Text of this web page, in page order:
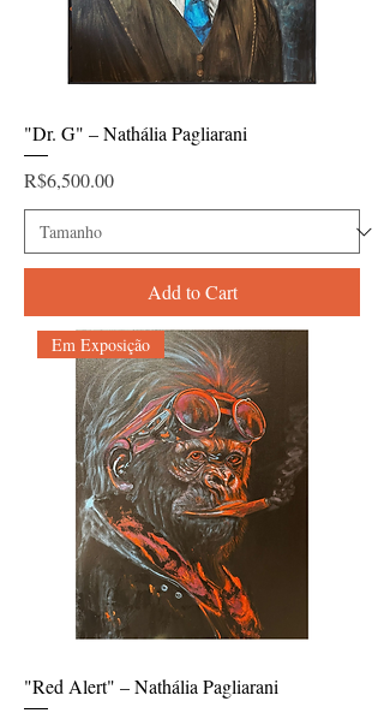
"Dr. G" – Nathália Pagliarani
Price
R$6,500.00
Add to Cart
Em Exposição
"Red Alert" – Nathália Pagliarani